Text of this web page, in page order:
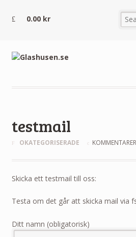
0.00 kr
testmail
OKATEGORISERADE
Skicka ett testmail till oss:
Testa om det går att skicka mail via
Ditt namn (obligatorisk)